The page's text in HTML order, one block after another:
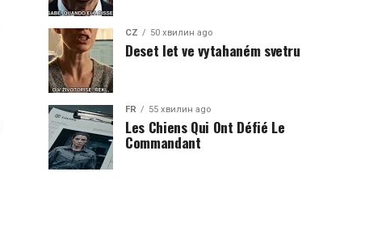
CZ 50 хвилин ago
Deset let ve vytahaném svetru
FR 55 хвилин ago
Les Chiens Qui Ont Défié Le
Commandant